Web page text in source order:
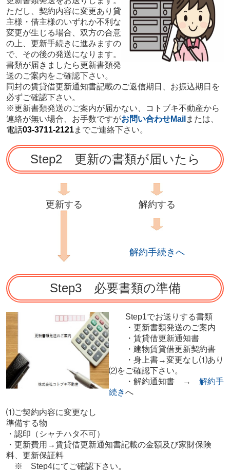
ただし、契約内容に変更あり貸
主様・借主様のいずれか不利な
変更が生じる場合、双方の合意
の上、更新手続きに進みますの
で、その後の発送になります。
書類が届きましたら更新書類発
送のご案内をご確認下さい。
同封の賃貸借更新通知書記載のご返信期日、お振込期日を
必ずご確認下さい。
※更新書類発送のご案内が届かない、コトブキ不動産から
連絡が無い場合、お手数ですがお問い合わせMail または、
電話03-3711-2121までご連絡下さい。
Step2 更新の書類が届いたら
更新する 解約する
解約手続きへ
Step3 必要書類の準備
Step1でお送りする書類
・更新書類発送のご案内
・賃貸借更新通知書
・建物賃貸借更新契約書
・身上書→変更なし⑴あり
⑵をご確認下さい。
・解約通知書 → 解約手
続きへ
⑴ご契約内容に変更なし
準備する物
・認印（シャチハタ不可）
・更新費用→賃貸借更新通知書記載の金額及び家財保険
料、更新保証料
※ Step4にてご確認下さい。